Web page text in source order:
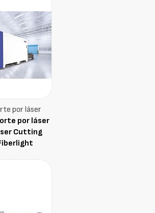
por láser
por láser
Cutting